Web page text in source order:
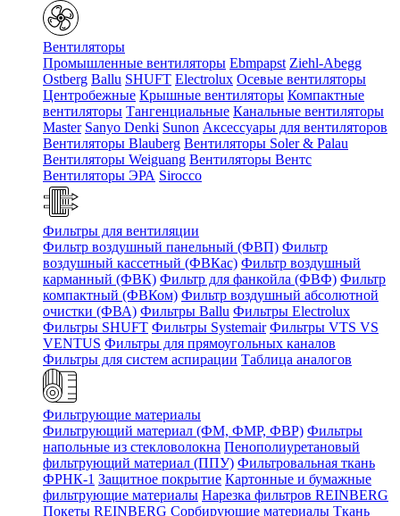
Вентиляторы
Промышленные вентиляторы Ebmpapst Ziehl-Abegg
Ostberg Ballu SHUFT Electrolux Осевые вентиляторы
Центробежные Крышные вентиляторы Компактные
вентиляторы Тангенциальные Канальные вентиляторы
Master Sanyo Denki Sunon Аксессуары для вентиляторов
Вентиляторы Blauberg Вентиляторы Soler & Palau
Вентиляторы Weiguang Вентиляторы Вентс
Вентиляторы ЭРА Sirocco
Фильтры для вентиляции
Фильтр воздушный панельный (ФВП) Фильтр
воздушный кассетный (ФВКас) Фильтр воздушный
карманный (ФВК) Фильтр для фанкойла (ФВФ) Фильтр
компактный (ФВКом) Фильтр воздушный абсолютной
очистки (ФВА) Фильтры Ballu Фильтры Electrolux
Фильтры SHUFT Фильтры Systemair Фильтры VTS VS
VENTUS Фильтры для прямоугольных каналов
Фильтры для систем аспирации Таблица аналогов
Фильтрующие материалы
Фильтрующий материал (ФМ, ФМР, ФВР) Фильтры
напольные из стекловолокна Пенополиуретановый
фильтрующий материал (ППУ) Фильтровальная ткань
ФРНК-1 Защитное покрытие Картонные и бумажные
фильтрующие материалы Нарезка фильтров REINBERG
Покеты REINBERG Сорбирующие материалы Ткань